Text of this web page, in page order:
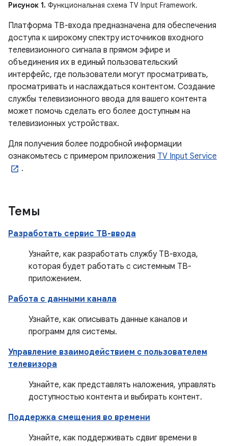
Рисунок 1. Функциональная схема TV Input Framework.
Платформа ТВ-входа предназначена для обеспечения
доступа к широкому спектру источников входного
телевизионного сигнала в прямом эфире и
объединения их в единый пользовательский
интерфейс, где пользователи могут просматривать,
просматривать и наслаждаться контентом. Создание
службы телевизионного ввода для вашего контента
может помочь сделать его более доступным на
телевизионных устройствах.
Для получения более подробной информации
ознакомьтесь с примером приложения TV Input Service
.
Темы
Разработать сервис ТВ-ввода
Узнайте, как разработать службу ТВ-входа,
которая будет работать с системным ТВ-
приложением.
Работа с данными канала
Узнайте, как описывать данные каналов и
программ для системы.
Управление взаимодействием с пользователем
телевизора
Узнайте, как представлять наложения, управлять
доступностью контента и выбирать контент.
Поддержка смещения во времени
Узнайте, как поддерживать сдвиг времени в